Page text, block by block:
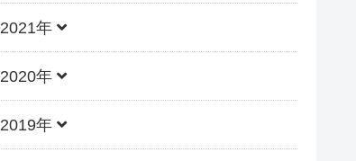
2021年
2020年
2019年